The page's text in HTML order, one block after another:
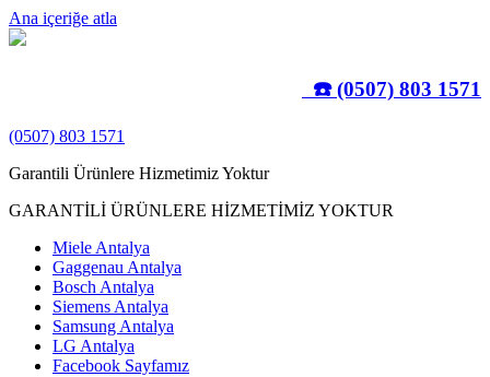
Ana içeriğe atla
☎️ (0507) 803 1571
(0507) 803 1571
Garantili Ürünlere Hizmetimiz Yoktur
GARANTİLİ ÜRÜNLERE HİZMETİMİZ YOKTUR
Miele Antalya
Gaggenau Antalya
Bosch Antalya
Siemens Antalya
Samsung Antalya
LG Antalya
Facebook Sayfamız